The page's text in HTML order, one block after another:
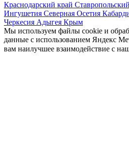
Краснодарский край
Ингушетия Северная Осетия
Черкесия Адыгея Крым
Мы используем файлы cookie и
данные с использованием Яндекс
вам наилучшее взаимодействие с